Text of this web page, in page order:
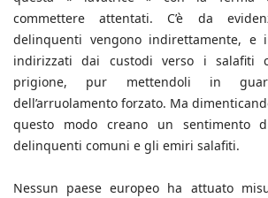
commettere attentati. C’è da
delinquenti vengono indirettamente, e
indirizzati dai custodi verso i salafiti
prigione, pur mettendoli in
dell’arruolamento forzato. Ma
questo modo creano un sentimento
delinquenti comuni e gli emiri salafiti.
Nessun paese europeo ha attuato